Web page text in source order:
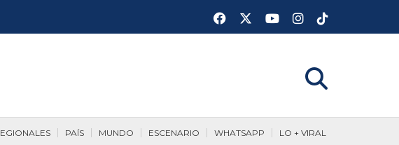
LO + VIRAL
WHATSAPP
ESCENARIO
MUNDO
PAÍS